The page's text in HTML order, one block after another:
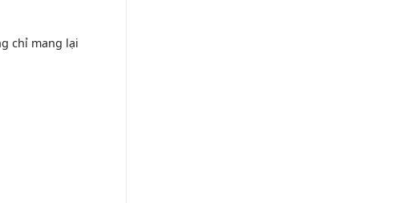
chỉ mang lại